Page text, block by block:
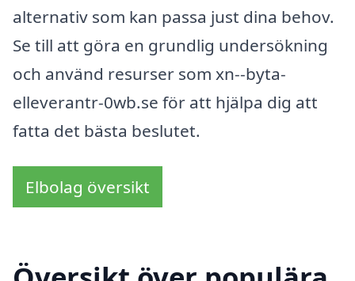
alternativ som kan passa just dina behov.
Se till att göra en grundlig undersökning
och använd resurser som xn--byta-
elleverantr-0wb.se för att hjälpa dig att
fatta det bästa beslutet.
Elbolag översikt